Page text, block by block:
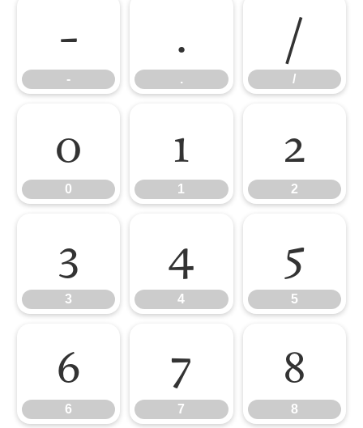
-
-
.
.
/
/
0
0
1
1
2
2
3
3
4
4
5
5
6
6
7
7
8
8